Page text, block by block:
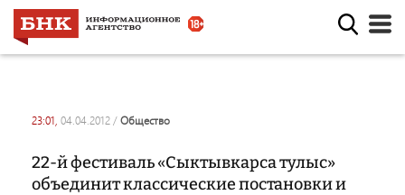
23:01, 04.04.2012 / общество
22-й фестиваль «Сыктывкарса тулыс»
объединит классические постановки и